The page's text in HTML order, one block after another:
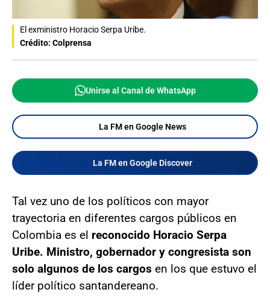
El exministro Horacio Serpa Uribe.
Crédito: Colprensa
Unirse al Canal de WhatsApp
La FM en Google News
La FM en Google Discover
Tal vez uno de los políticos con mayor
trayectoria en diferentes cargos públicos en
Colombia es el reconocido Horacio Serpa
Uribe. Ministro, gobernador y congresista son
solo algunos de los cargos en los que estuvo el
líder político santandereano.